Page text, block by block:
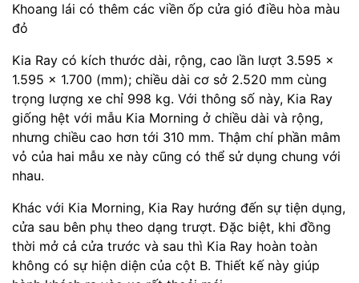
Khoang lái có thêm các viền ốp cửa gió điều hòa màu
đỏ
Kia Ray có kích thước dài, rộng, cao lần lượt 3.595 x
1.595 x 1.700 (mm); chiều dài cơ sở 2.520 mm cùng
trọng lượng xe chỉ 998 kg. Với thông số này, Kia Ray
giống hệt với mẫu Kia Morning ở chiều dài và rộng,
nhưng chiều cao hơn tới 310 mm. Thậm chí phần mâm
vỏ của hai mẫu xe này cũng có thể sử dụng chung với
nhau.
Khác với Kia Morning, Kia Ray hướng đến sự tiện dụng,
cửa sau bên phụ theo dạng trượt. Đặc biệt, khi đồng
thời mở cả cửa trước và sau thì Kia Ray hoàn toàn
không có sự hiện diện của cột B. Thiết kế này giúp